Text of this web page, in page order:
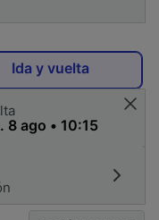
Ida y vuelta